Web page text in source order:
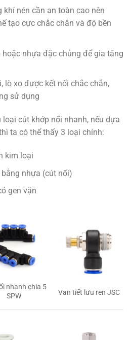
nén cần an toàn cao nên
tạo cực chắc chắn và độ bền
nhựa đặc chủng để gia tăng
lò xo được kết nối chắc chắn,
sử dụng
cút khớp nối nhanh, nếu dựa
ta có thể thấy 3 loại chính:
kim loại
nhựa (cút nối)
gen vặn
nhanh chia 5
SPW
Van tiết lưu ren JSC